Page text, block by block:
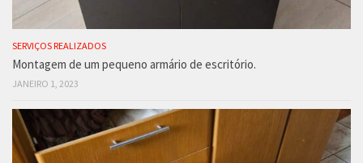
SERVIÇOS REALIZADOS
Montagem de um pequeno armário de escritório.
JANEIRO 1, 2023